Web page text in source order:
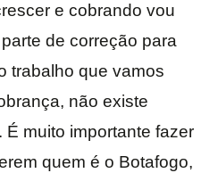
e cobrando vou
de correção para
trabalho que vamos
não existe
muito importante fazer
quem é o Botafogo,